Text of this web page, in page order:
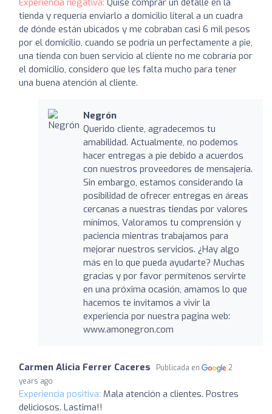
Experiencia negativa: Quise comprar un detalle en la
tienda y requería enviarlo a domicilio literal a un cuadra
de dónde están ubicados y me cobraban casi 6 mil pesos
por el domicilio, cuando se podría un perfectamente a pie,
una tienda con buen servicio al cliente no me cobraría por
el domicilio, considero que les falta mucho para tener
una buena atención al cliente.
Negrón
Querido cliente, agradecemos tu
amabilidad. Actualmente, no podemos
hacer entregas a pie debido a acuerdos
con nuestros proveedores de mensajería.
Sin embargo, estamos considerando la
posibilidad de ofrecer entregas en áreas
cercanas a nuestras tiendas por valores
mínimos, Valoramos tu comprensión y
paciencia mientras trabajamos para
mejorar nuestros servicios. ¿Hay algo
más en lo que pueda ayudarte? Muchas
gracias y por favor permítenos servirte
en una próxima ocasión, amamos lo que
hacemos te invitamos a vivir la
experiencia por nuestra pagina web:
www.amonegron.com
Carmen Alicia Ferrer Caceres Publicada en
2
years ago
Experiencia positiva: Mala atención a clientes. Postres
deliciosos. Lastima!!